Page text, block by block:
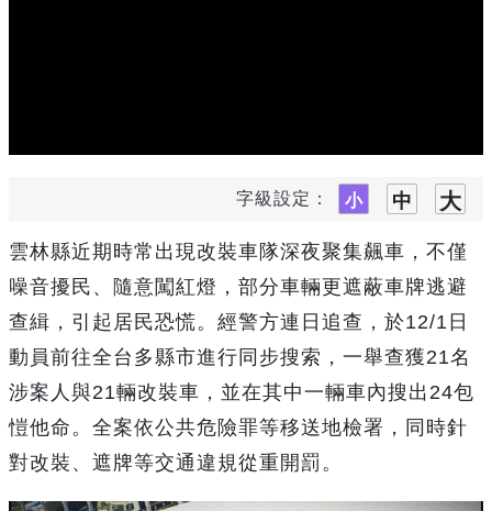
字級設定：
雲林縣近期時常出現改裝車隊深夜聚集飆車，不僅
噪音擾民、隨意闖紅燈，部分車輛更遮蔽車牌逃避
查緝，引起居民恐慌。經警方連日追查，於12/1日
動員前往全台多縣市進行同步搜索，一舉查獲21名
涉案人與21輛改裝車，並在其中一輛車內搜出24包
愷他命。全案依公共危險罪等移送地檢署，同時針
對改裝、遮牌等交通違規從重開罰。